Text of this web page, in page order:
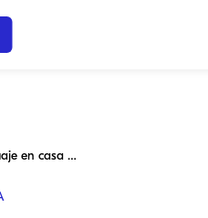
Actividades de terapia de lenguaje en casa para verbos regulares en pasado